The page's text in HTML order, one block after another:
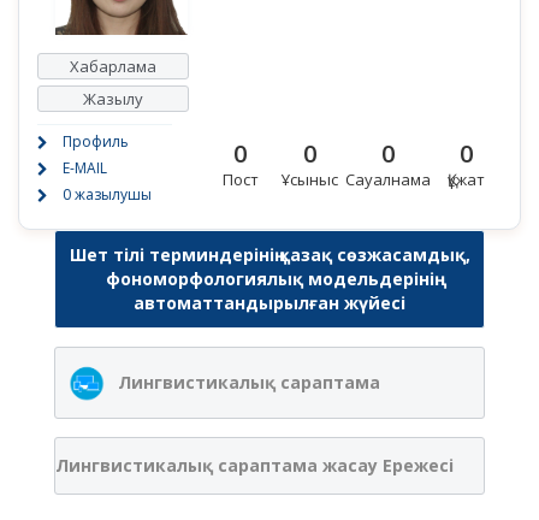
Хабарлама
Жазылу
Профиль
E-MAIL
0 жазылушы
0
Пост
0
Ұсыныс
0
Сауалнама
0
Құжат
Шет тілі терминдерінің қазақ сөзжасамдық,
фономорфологиялық модельдерінің
автоматтандырылған жүйесі
Лингвистикалық сараптама
Лингвистикалық сараптама жасау Ережесі